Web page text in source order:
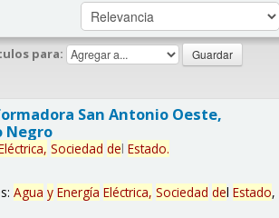
para:
San Antonio Oeste,
Negro
Sociedad del Estado.
Agua y Energía Eléctrica, Sociedad del Estado,